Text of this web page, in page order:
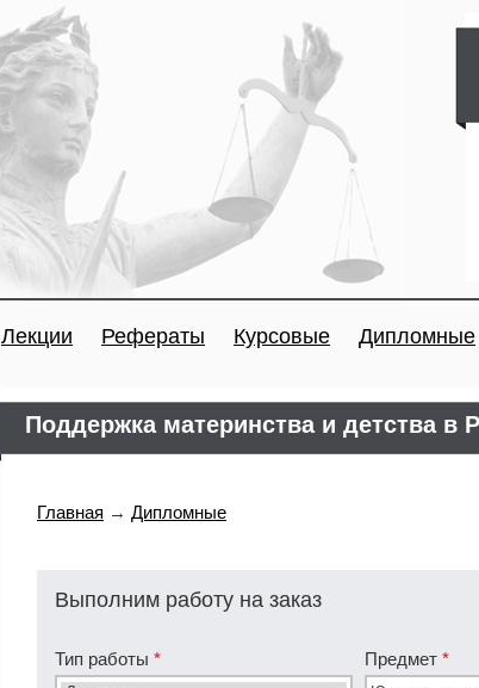
Лекции Рефераты Курсовые Дипломные
Поддержка материнства и детства в
Главная → Дипломные
Выполним работу на заказ
Тип работы * Предмет *